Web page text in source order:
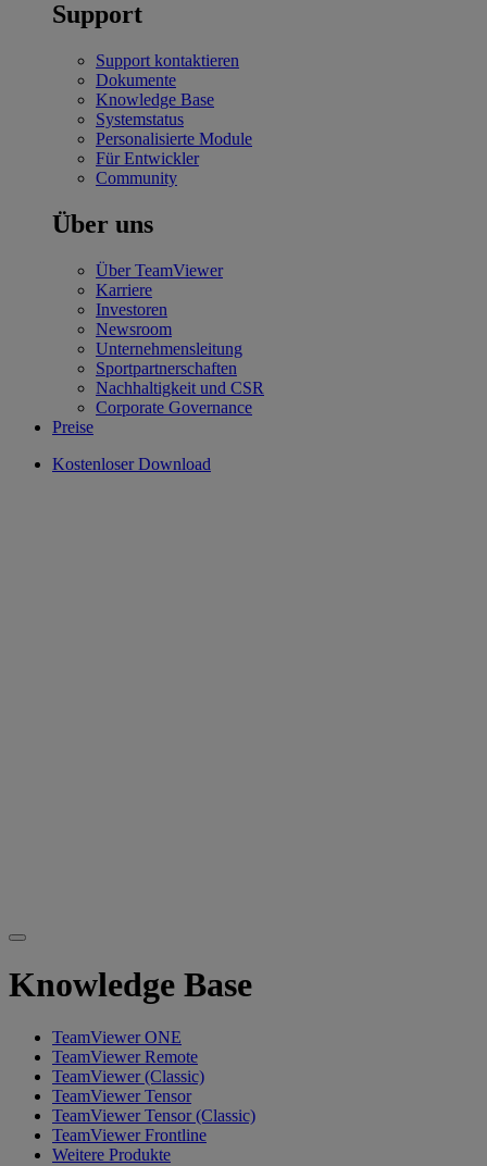
Support
Support kontaktieren
Dokumente
Knowledge Base
Systemstatus
Personalisierte Module
Für Entwickler
Community
Über uns
Über TeamViewer
Karriere
Investoren
Newsroom
Unternehmensleitung
Sportpartnerschaften
Nachhaltigkeit und CSR
Corporate Governance
Preise
Kostenloser Download
Knowledge Base
TeamViewer ONE
TeamViewer Remote
TeamViewer (Classic)
TeamViewer Tensor
TeamViewer Tensor (Classic)
TeamViewer Frontline
Weitere Produkte